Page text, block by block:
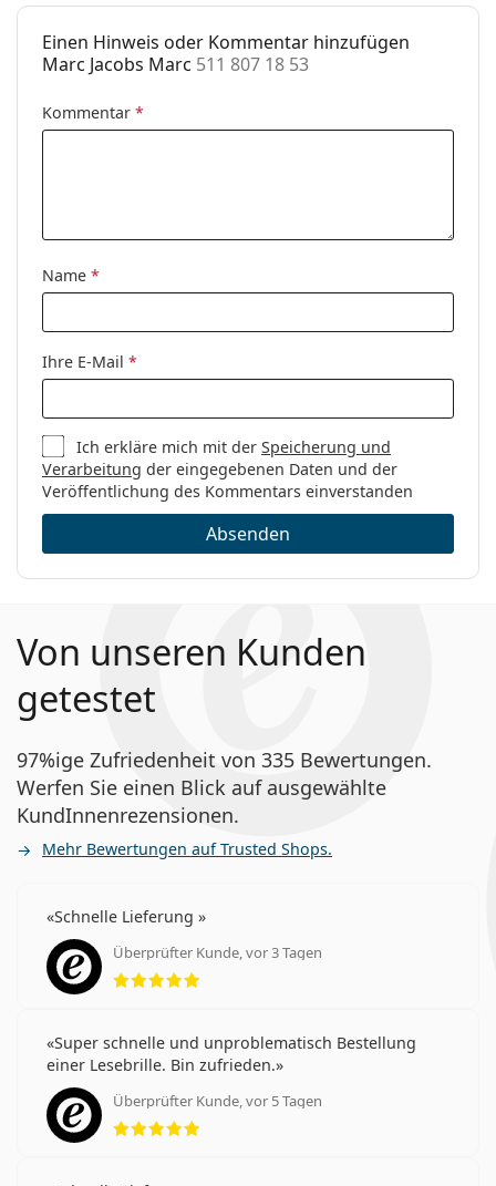
Reinigungstuch: Ja
Sex:
Damen
Code:
511 807 18 53
Einen Hinweis oder Kommentar hinzufügen
Marc Jacobs Marc 511 807 18 53
Kommentar *
Name *
Ihre E-Mail *
Ich erkläre mich mit derSpeicherung und
Verarbeitung der eingegebenen Daten und der
Veröffentlichung des Kommentars einverstanden
Absenden
Von unseren Kunden
getestet
97%ige Zufriedenheit von 335 Bewertungen.
Werfen Sie einen Blick auf ausgewählte
KundInnenrezensionen.
Mehr Bewertungen auf Trusted Shops.
Schnelle Lieferung
Überprüfter Kunde, vor 3 Tagen
Bewertung 5 aus 5
Super schnelle und unproblematisch Bestellung
einer Lesebrille. Bin zufrieden.
Überprüfter Kunde, vor 5 Tagen
Bewertung 5 aus 5